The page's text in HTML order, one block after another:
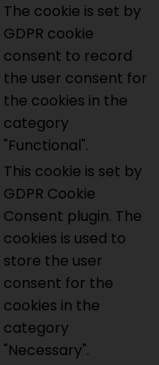
The cookie is set by
GDPR cookie
consent to record
the user consent for
the cookies in the
category
"Functional".
This cookie is set by
GDPR Cookie
Consent plugin. The
cookies is used to
store the user
consent for the
cookies in the
category
"Necessary".